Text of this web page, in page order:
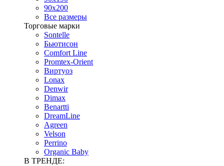
90х200
Все размеры
Торговые марки
Sontelle
Бьютисон
Comfort Line
Promtex-Orient
Виртуоз
Lonax
Denwir
Dimax
Benartti
DreamLine
Agreen
Velson
Perrino
Organic Baby
В ТРЕНДЕ: